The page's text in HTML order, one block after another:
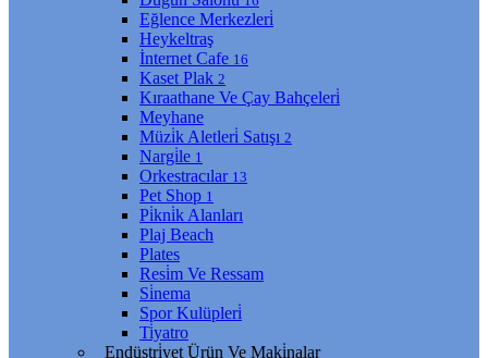
Eğlence Merkezleri̇
Heykeltraş
İnternet Cafe 16
Kaset Plak 2
Kıraathane Ve Çay Bahçeleri̇
Meyhane
Müzi̇k Aletleri̇ Satışı 2
Nargi̇le 1
Orkestracılar 13
Pet Shop 1
Pi̇kni̇k Alanları
Plaj Beach
Plates
Resi̇m Ve Ressam
Si̇nema
Spor Kulüpleri̇
Ti̇yatro
Endüstri̇yet Ürün Ve Maki̇nalar